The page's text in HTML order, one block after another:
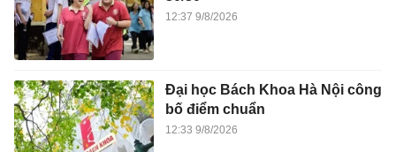
12:37 9/8/2026
Đại học Bách Khoa Hà Nội công
bố điểm chuẩn
12:33 9/8/2026